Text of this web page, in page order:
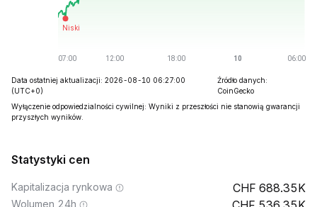
Data ostatniej aktualizacji: 2026-08-10 06:27:00
(UTC+0)
Źródło danych:
CoinGecko
Wyłączenie odpowiedzialności cywilnej: Wyniki z przeszłości nie stanowią gwarancji
przyszłych wyników.
Statystyki cen
Kapitalizacja rynkowa 688.35K
Wolumen 24h